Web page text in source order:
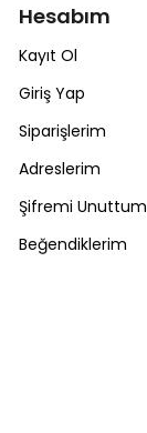
Hesabım
Kayıt Ol
Giriş Yap
Siparişlerim
Adreslerim
Şifremi Unuttum
Beğendiklerim